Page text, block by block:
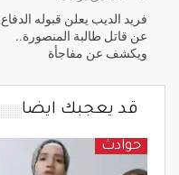
فريد الديب يعلن قبوله الدفاع
عن قاتل طالبة المنصورة..
ويكشف عن مفاجأة
قد يعجبك ايضا
حوادث